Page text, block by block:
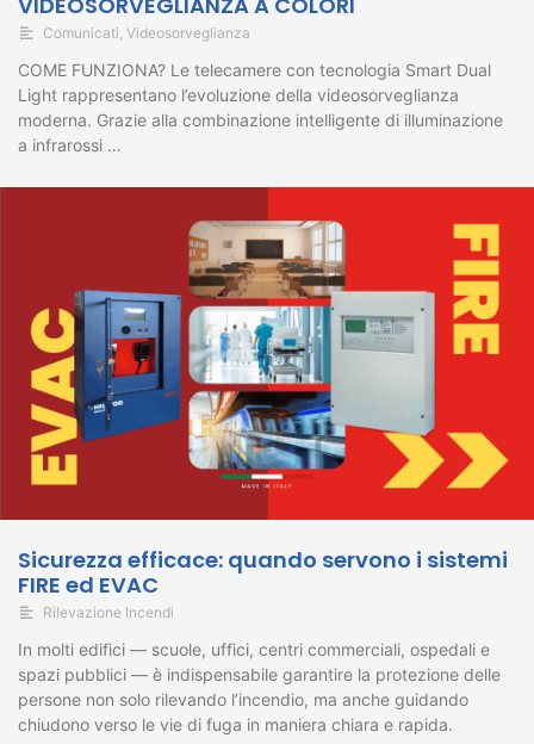
Comunicati, Videosorveglianza
COME FUNZIONA? Le telecamere con tecnologia Smart Dual
Light rappresentano l’evoluzione della videosorveglianza
moderna. Grazie alla combinazione intelligente di illuminazione
a infrarossi …
Sicurezza efficace: quando servono i sistemi
FIRE ed EVAC
Rilevazione Incendi
In molti edifici — scuole, uffici, centri commerciali, ospedali e
spazi pubblici — è indispensabile garantire la protezione delle
persone non solo rilevando l’incendio, ma anche guidando
chiudono verso le vie di fuga in maniera chiara e rapida.